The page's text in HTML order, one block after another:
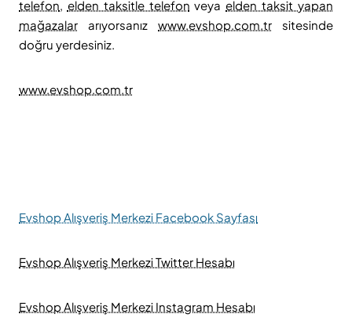
telefon, elden taksitle telefon veyaelden taksit yapan
mağazalar arıyorsanız www.evshop.com.tr sitesinde
doğru yerdesiniz.
www.evshop.com.tr
Evshop Alışveriş Merkezi Facebook Sayfası
Evshop Alışveriş Merkezi Twitter Hesabı
Evshop Alışveriş Merkezi Instagram Hesabı